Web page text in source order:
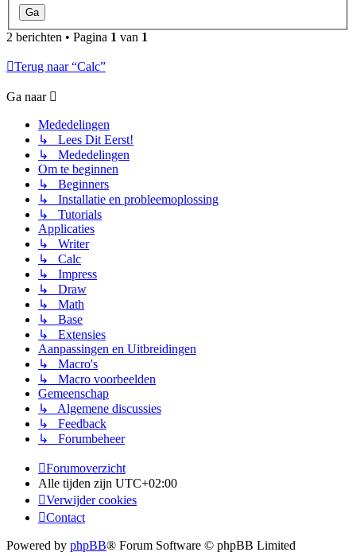
2 berichten • Pagina 1 van 1
Terug naar “Calc”
Ga naar
Mededelingen
↳ Lees Dit Eerst!
↳ Mededelingen
Om te beginnen
↳ Beginners
↳ Installatie en probleemoplossing
↳ Tutorials
Applicaties
↳ Writer
↳ Calc
↳ Impress
↳ Draw
↳ Math
↳ Base
↳ Extensies
Aanpassingen en Uitbreidingen
↳ Macro's
↳ Macro voorbeelden
Gemeenschap
↳ Algemene discussies
↳ Feedback
↳ Forumbeheer
Forumoverzicht
Alle tijden zijn UTC+02:00
Verwijder cookies
Contact
Powered by phpBB® Forum Software © phpBB Limited